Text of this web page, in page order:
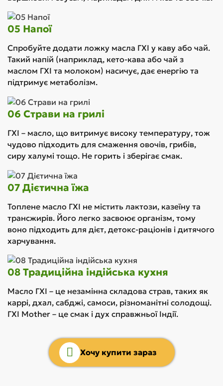
05 Напої
Спробуйте додати ложку масла ГХІ у каву або чай.
Такий напій (наприклад, кето-кава або чай з
маслом ГХІ та молоком) насичує, дає енергію та
підтримує метаболізм.
06 Страви на грилі
ГХІ – масло, що витримує високу температуру, тож
чудово підходить для смаження овочів, грибів,
сиру халумі тощо. Не горить і зберігає смак.
07 Дієтична їжа
Топлене масло ГХІ не містить лактози, казеїну та
трансжирів. Його легко засвоює організм, тому
воно підходить для дієт, детокс-раціонів і дитячого
харчування.
08 Традиційна індійська кухня
Масло ГХІ – це незамінна складова страв, таких як
каррі, дхал, сабджі, самоси, різноманітні солодощі.
ГХІ Mother – це смак і дух справжньої Індії.
Хочу купити зараз